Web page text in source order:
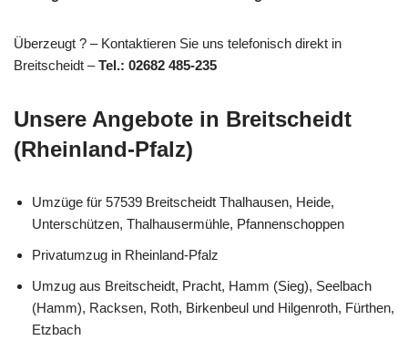
Überzeugt ? – Kontaktieren Sie uns telefonisch direkt in
Breitscheidt –Tel.: 02682 485-235
Unsere Angebote in Breitscheidt
(Rheinland-Pfalz)
Umzüge für 57539 Breitscheidt Thalhausen, Heide,
Unterschützen, Thalhausermühle, Pfannenschoppen
Privatumzug in Rheinland-Pfalz
Umzug aus Breitscheidt, Pracht, Hamm (Sieg), Seelbach
(Hamm), Racksen, Roth, Birkenbeul und Hilgenroth, Fürthen,
Etzbach